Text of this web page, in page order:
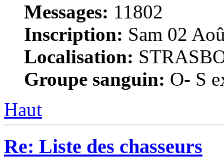
Messages: 11802
Inscription: Sam 02
Localisation:
Groupe sanguin: O- S
Haut
Re: Liste des chasseurs